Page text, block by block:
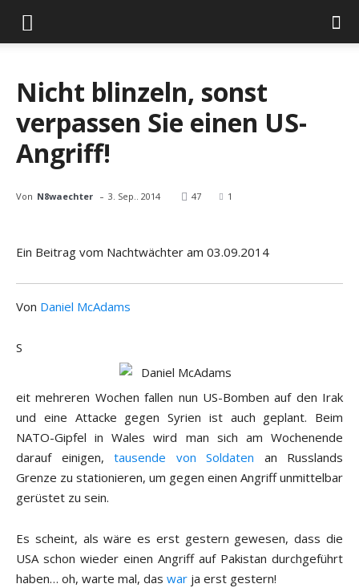
Nicht blinzeln, sonst
verpassen Sie einen US-
Angriff!
Von N8waechter - 3. Sep.. 2014 47 1
Ein Beitrag vom Nachtwächter am 03.09.2014
Von Daniel McAdams
S
eit mehreren Wochen fallen nun US-Bomben auf den Irak
und eine Attacke gegen Syrien ist auch geplant. Beim
NATO-Gipfel in Wales wird man sich am Wochenende
darauf einigen, tausende von Soldaten an Russlands
Grenze zu stationieren, um gegen einen Angriff unmittelbar
gerüstet zu sein.
Es scheint, als wäre es erst gestern gewesen, dass die
USA schon wieder einen Angriff auf Pakistan durchgeführt
haben… oh, warte mal, das war ja erst gestern!